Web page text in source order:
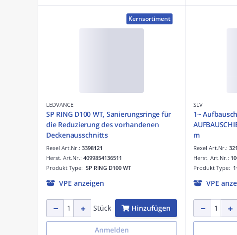
Kernsortiment
LEDVANCE
SP RING D100 WT, Sanierungsringe für
die Reduzierung des vorhandenen
Deckenausschnitts
Rexel Art.Nr.: 3398121
Produkt Type: SP RING D100 WT
Herst. Art.Nr.: 4099854136511
VPE anzeigen
Stück Hinzufügen
Anmelden
SLV
1~
m
Rexel Art.Nr.:
Produkt Type:
Herst. Art.Nr.:
VPE